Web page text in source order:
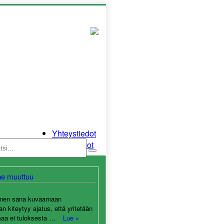
Yhteystiedot
Mediatiedot
muuttuu
sana kuvaamaan
kiteytyy ajatus, että yritetään
ei tuloksesta …
Lue »